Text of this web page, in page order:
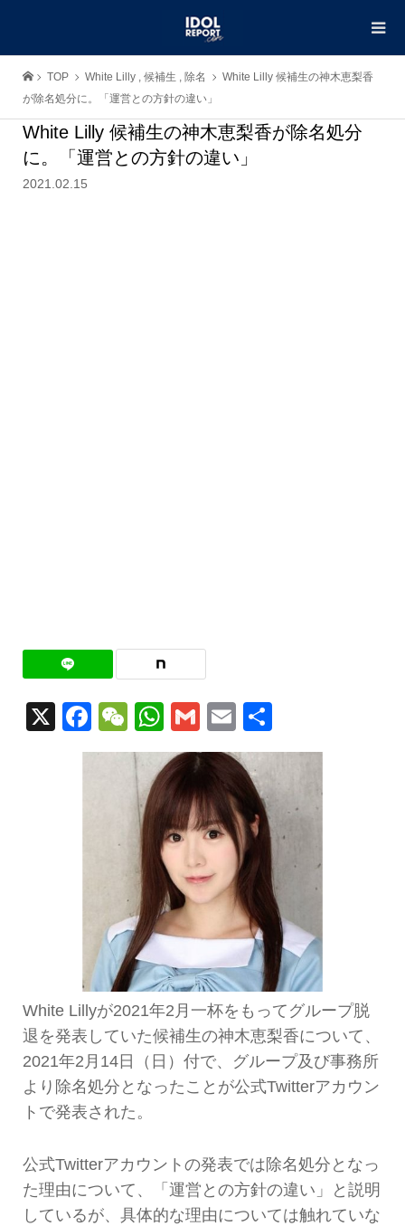
TOP White Lilly , 候補生 , 除名
White Lilly 候補生の神木恵梨香
が除名処分に。「運営との方針の違い」
White Lilly 候補生の神木恵梨香が除名処分
に。「運営との方針の違い」
2021.02.15
X Facebook
WeChat
WhatsApp
GmailEmail
有
White Lillyが2021年2月一杯をもってグループ脱
退を発表していた候補生の神木恵梨香について、
2021年2月14日（日）付で、グループ及び事務所
より除名処分となったことが公式Twitterアカウン
トで発表された。
公式Twitterアカウントの発表では除名処分となっ
た理由について、「運営との方針の違い」と説明
しているが、具体的な理由については触れていな